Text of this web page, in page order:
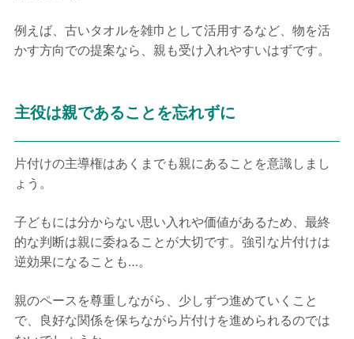
例えば、古いタオルを雑巾として活用するなど、物を活
かす方向での提案なら、親も受け入れやすいはずです。
主役は親であることを忘れずに
片付けの主導権はあくまでも親にあることを意識しまし
ょう。
子どもには分からない思い入れや価値があるため、最終
的な判断は親に委ねることが大切です。強引な片付けは
逆効果になることも…。
親のペースを尊重しながら、少しずつ進めていくこと
で、良好な関係を保ちながら片付けを進められるのでは